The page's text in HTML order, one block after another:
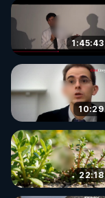
1:45:43
10:29
22:18